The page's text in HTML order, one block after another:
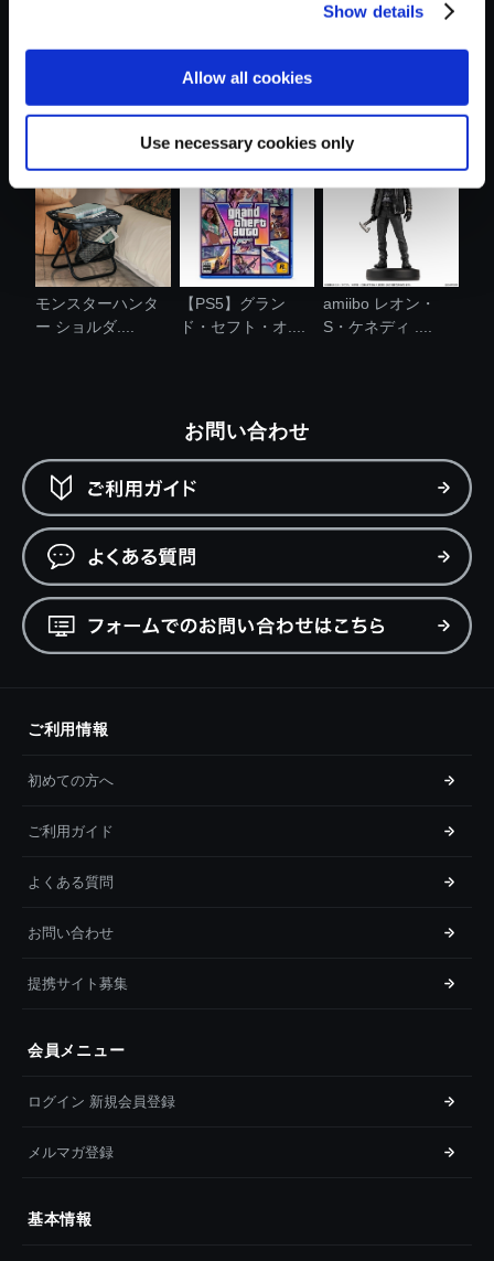
Show details
Allow all cookies
Use necessary cookies only
ー おやすみ....
カプコンフィギュ
アビルダー ...
アビルダー ...
モンスターハンタ
ー ショルダ....
【PS5】グラン
ド・セフト・オ....
amiibo レオン・
S・ケネディ ....
お問い合わせ
ご利用情報
初めての方へ
ご利用ガイド
よくある質問
お問い合わせ
提携サイト募集
会員メニュー
ログイン 新規会員登録
メルマガ登録
基本情報